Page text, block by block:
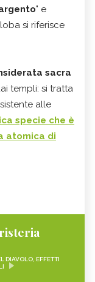
" e
si riferisce
sacra
templi: si tratta
alle
specie che è
atomica di
DIAVOLO, EFFETTI